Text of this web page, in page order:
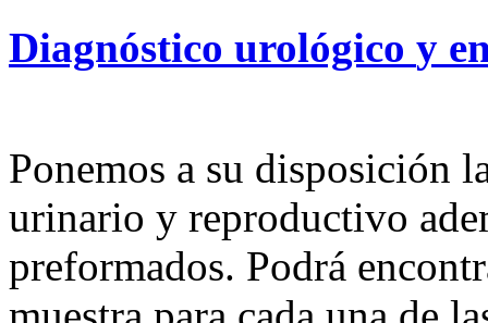
Diagnóstico urológico y
Ponemos a su disposición
urinario y reproductivo
preformados. Podrá